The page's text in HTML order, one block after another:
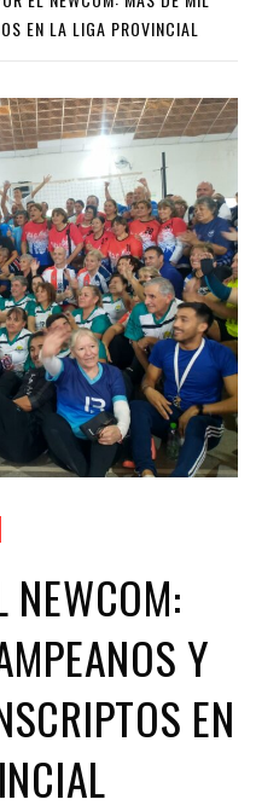
EN LA LIGA PROVINCIAL
NEWCOM:
Y
EN